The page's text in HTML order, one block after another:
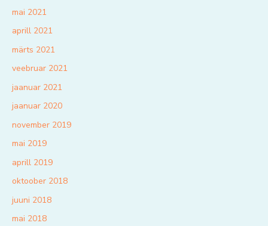
mai 2021
aprill 2021
märts 2021
veebruar 2021
jaanuar 2021
jaanuar 2020
november 2019
mai 2019
aprill 2019
oktoober 2018
juuni 2018
mai 2018